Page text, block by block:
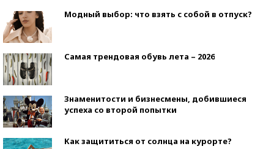
Модный выбор: что взять с собой в отпуск?
Самая трендовая обувь лета – 2026
Знаменитости и бизнесмены, добившиеся
успеха со второй попытки
Как защититься от солнца на курорте?